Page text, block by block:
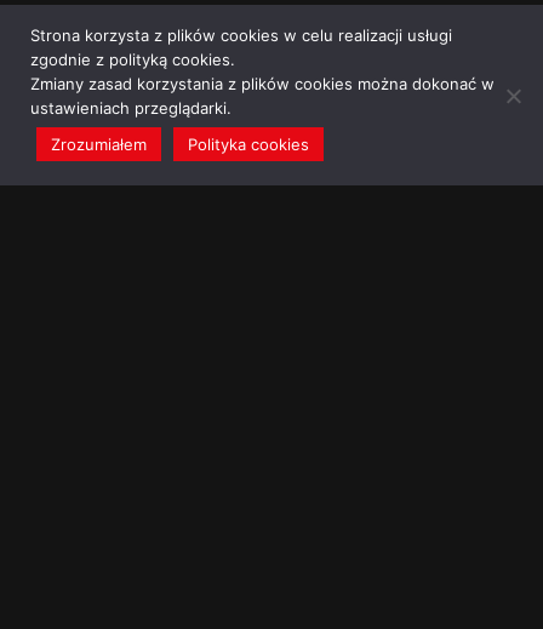
Strona korzysta z plików cookies w celu realizacji usługi
zgodnie z polityką cookies.
Zmiany zasad korzystania z plików cookies można dokonać w
ustawieniach przeglądarki.
Zrozumiałem
Polityka cookies